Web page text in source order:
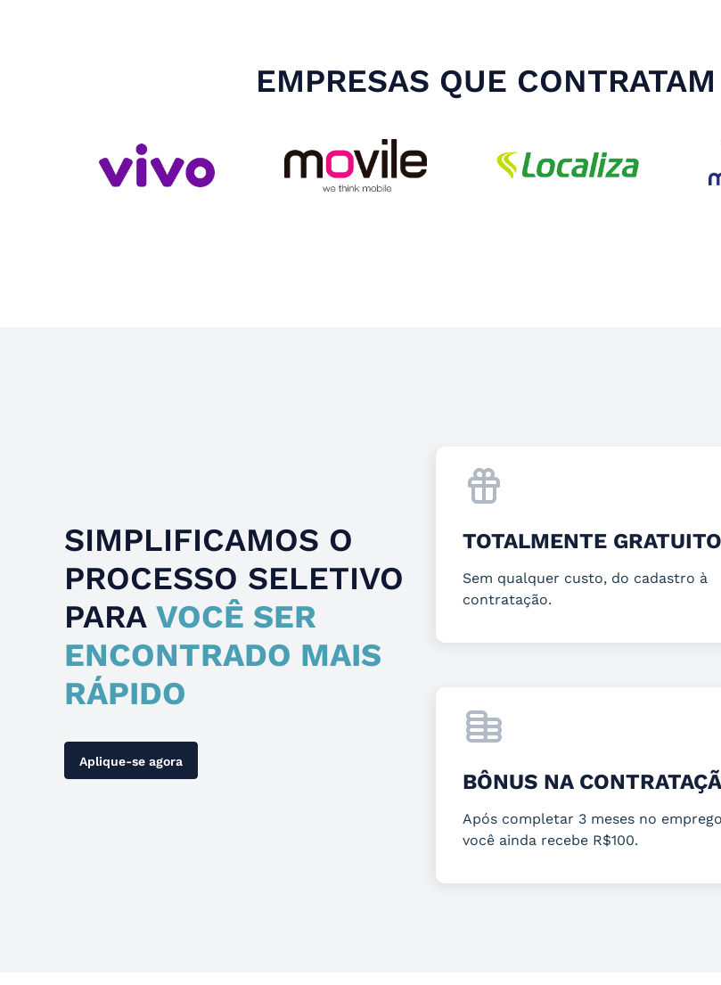
EMPRESAS QUE
SIMPLIFICAMOS O
PROCESSO SELETIVO
PARA VOCÊ SER
ENCONTRADO MAIS
RÁPIDO
Aplique-se agora
TOTALMENTE GRATUITO
Sem qualquer custo, do cadastro à
contratação.
BÔNUS NA
Após completar 3 meses no
você ainda recebe R$100.